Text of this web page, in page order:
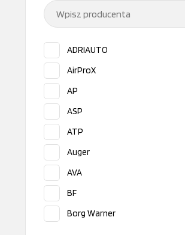
ADRIAUTO
AirProX
AP
ASP
ATP
Auger
AVA
BF
Borg Warner